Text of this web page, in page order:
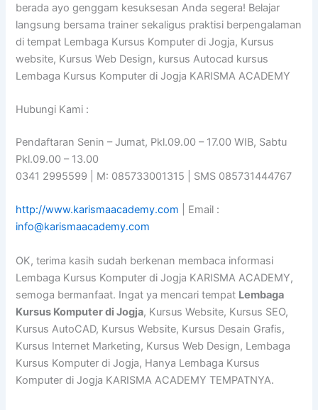
berada ayo genggam kesuksesan Anda segera! Belajar
langsung bersama trainer sekaligus praktisi berpengalaman
di tempat Lembaga Kursus Komputer di Jogja, Kursus
website, Kursus Web Design, kursus Autocad kursus
Lembaga Kursus Komputer di Jogja KARISMA ACADEMY
Hubungi Kami :
Pendaftaran Senin – Jumat, Pkl.09.00 – 17.00 WIB, Sabtu
Pkl.09.00 – 13.00
0341 2995599 | M: 085733001315 | SMS 085731444767
http://www.karismaacademy.com | Email :
info@karismaacademy.com
OK, terima kasih sudah berkenan membaca informasi
Lembaga Kursus Komputer di Jogja KARISMA ACADEMY,
semoga bermanfaat. Ingat ya mencari tempat Lembaga
Kursus Komputer di Jogja, Kursus Website, Kursus SEO,
Kursus AutoCAD, Kursus Website, Kursus Desain Grafis,
Kursus Internet Marketing, Kursus Web Design, Lembaga
Kursus Komputer di Jogja, Hanya Lembaga Kursus
Komputer di Jogja KARISMA ACADEMY TEMPATNYA.